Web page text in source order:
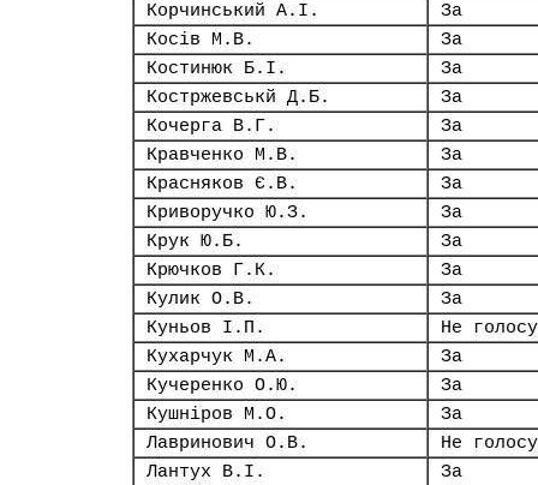
Корчинський А.І.
За
Косів М.В.
За
Костинюк Б.І.
За
Костржевськй Д.Б.
За
Кочерга В.Г.
За
Кравченко М.В.
За
Красняков Є.В.
За
Криворучко Ю.З.
За
Крук Ю.Б.
За
Крючков Г.К.
За
Кулик О.В.
За
Куньов І.П.
Не
Кухарчук М.А.
За
Кучеренко О.Ю.
За
Кушніров М.О.
За
Лавринович О.В.
Не
Лантух В.І.
За